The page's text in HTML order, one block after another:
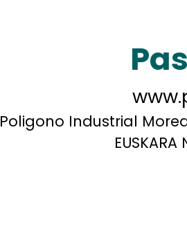
Poligono Industrial Morea
EUSKARA